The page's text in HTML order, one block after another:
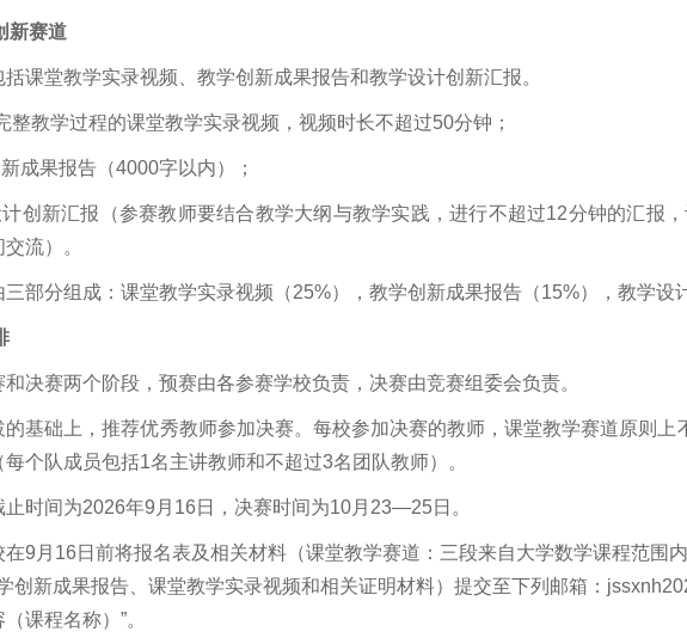
新赛道
课堂教学实录视频、教学创新成果报告和教学设计创新汇报。
整教学过程的课堂教学实录视频，视频时长不超过50分钟；
新成果报告（4000字以内）；
计创新汇报（参赛教师要结合教学大纲与教学实践，进行不超过12分钟的汇报
流）。
三部分组成：课堂教学实录视频（25%），教学创新成果报告（15%），教学设
和决赛两个阶段，预赛由各参赛学校负责，决赛由竞赛组委会负责。
的基础上，推荐优秀教师参加决赛。每校参加决赛的教师，课堂教学赛道原则上
每个队成员包括1名主讲教师和不超过3名团队教师）。
止时间为2026年9月16日，决赛时间为10月23—25日。
在9月16日前将报名表及相关材料（课堂教学赛道：三段来自大学数学课程范围
创新成果报告、课堂教学实录视频和相关证明材料）提交至下列邮箱：
课程名称）”。